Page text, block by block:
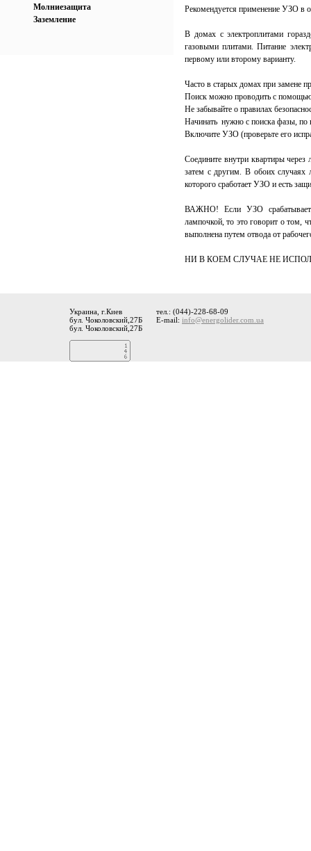
Молниезащита
Заземление
Рекомендуется применение УЗО в
В домах с электроплитами
газовыми плитами. Питание
первому или второму варианту.
Часто в старых домах при замене
Поиск можно проводить с
Не забывайте о правилах
Начинать нужно с поиска фазы, по
Включите УЗО (проверьте его
Соедините внутри квартиры
затем с другим. В обоих случаях
которого сработает УЗО и есть
ВАЖНО! Если УЗО
лампочкой, то это говорит о том,
выполнена путем отвода от
НИ В КОЕМ СЛУЧАЕ НЕ
Украина, г.Киев
бул. Чоколовский,27Б
бул. Чоколовский,27Б
тел.: (044)-228-68-09
E-mail: info@energolider.com.ua